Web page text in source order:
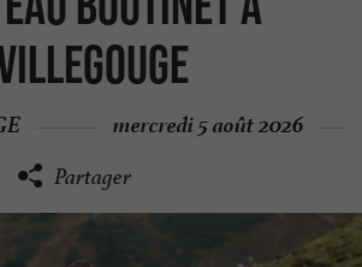
mercredi 5 août 2026
Partager